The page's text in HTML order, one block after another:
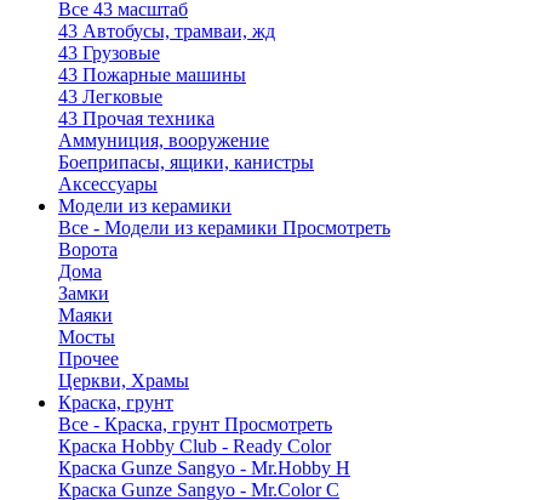
Все 43 масштаб
43 Автобусы, трамваи, жд
43 Грузовые
43 Пожарные машины
43 Легковые
43 Прочая техника
Аммуниция, вооружение
Боеприпасы, ящики, канистры
Аксессуары
Модели из керамики
Все - Модели из керамики Просмотреть
Ворота
Дома
Замки
Маяки
Мосты
Прочее
Церкви, Храмы
Краска, грунт
Все - Краска, грунт Просмотреть
Краска Hobby Club - Ready Color
Краска Gunze Sangyo - Mr.Hobby H
Краска Gunze Sangyo - Mr.Color C